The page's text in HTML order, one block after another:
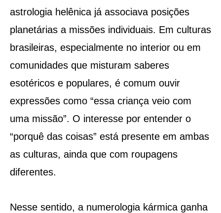
astrologia helênica já associava posições
planetárias a missões individuais. Em culturas
brasileiras, especialmente no interior ou em
comunidades que misturam saberes
esotéricos e populares, é comum ouvir
expressões como “essa criança veio com
uma missão”. O interesse por entender o
“porquê das coisas” está presente em ambas
as culturas, ainda que com roupagens
diferentes.
Nesse sentido, a numerologia kármica ganha